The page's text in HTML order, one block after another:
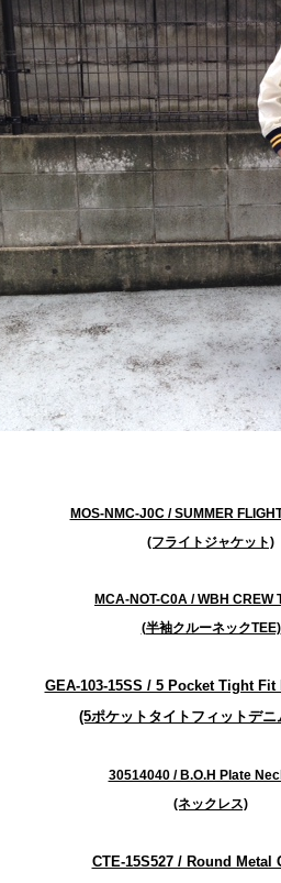
MOS-NMC-J0C / SUMMER
(フライトジャケット)
MCA-NOT-C0A / WBH CREW
(半袖クルーネックTEE)
GEA-103-15SS / 5 Pocket Tight Fit
(5ポケットタイトフィットデニ
30514040 / B.O.H Plate
(ネックレス)
CTE-15S527 / Round Metal